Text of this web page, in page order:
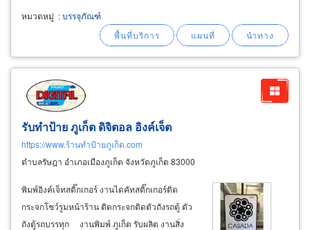
corrugated box printer ผลิตลังออฟเซท offset
carton ผลิตถาดกระดาษลูกฟูก โรงพิมพ์กล่อง
หมวดหมู่ :บรรจุภัณฑ์
รับทำป้าย ภูเก็ต ดิจิตอล อิงค์เจ็ต
https://www.ร้านทำป้ายภูเก็ต.com
ตำบลรัษฎา อำเภอเมืองภูเก็ต จังหวัดภูเก็ต 83000
พิมพ์อิงค์เจ็ทสติ๊กเกอร์ งานไดคัทสติ๊กเกอร์ติด
กระจกโชว์รูมหน้าร้าน ติดกระจกติดตัวถังรถตู้ ตัว
ถังตู้รถบรรทุก งานพิมพ์ ภูเก็ต รับผลิต งานสิ่ง